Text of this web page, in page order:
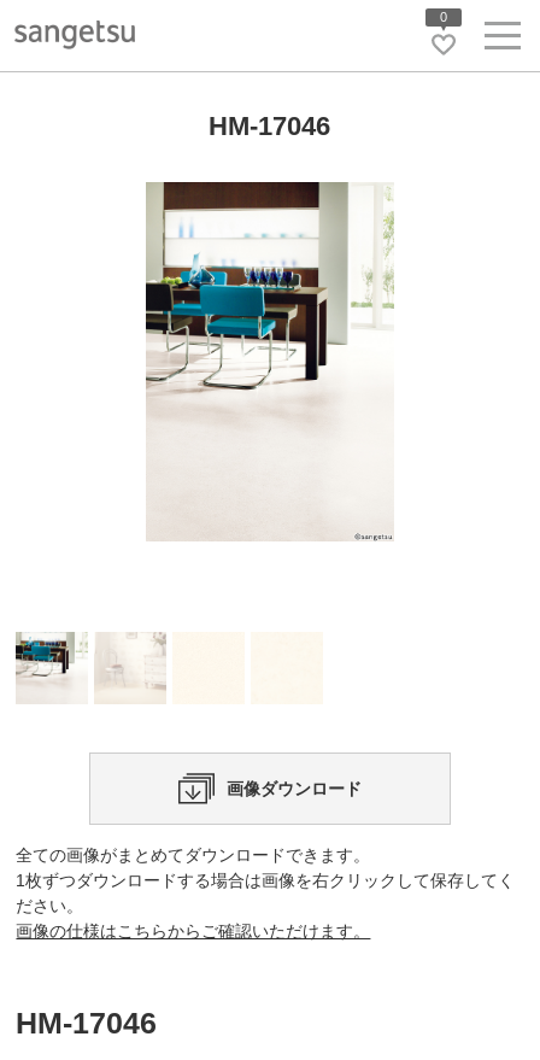
0
HM-17046
画像ダウンロード
全ての画像がまとめてダウンロードできます。
1枚ずつダウンロードする場合は画像を右クリックして保存してく
ださい。
画像の仕様はこちらからご確認いただけます。
HM-17046